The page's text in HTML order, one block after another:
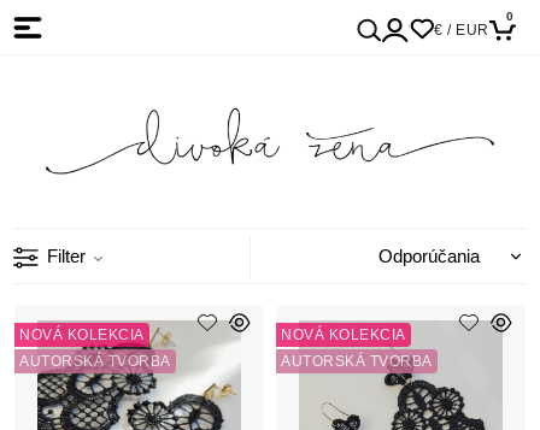
€ / EUR
0
Filter
NOVÁ KOLEKCIA
AUTORSKÁ TVORBA
NOVÁ KOLEKCIA
AUTORSKÁ TVORBA